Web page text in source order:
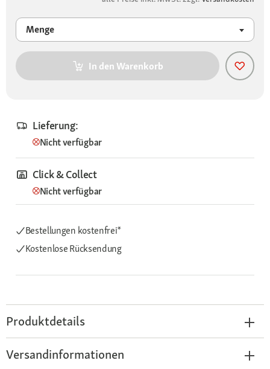
Menge
In den Warenkorb
Lieferung:
Nicht verfügbar
Click & Collect
Nicht verfügbar
Bestellungen kostenfrei*
Kostenlose Rücksendung
Produktdetails
Versandinformationen